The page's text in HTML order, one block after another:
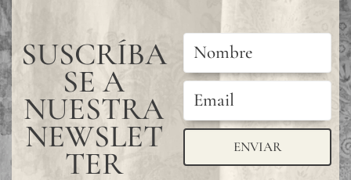
SUSCRÍBA
SE A
NUESTRA
NEWSLET
TER ENVIAR